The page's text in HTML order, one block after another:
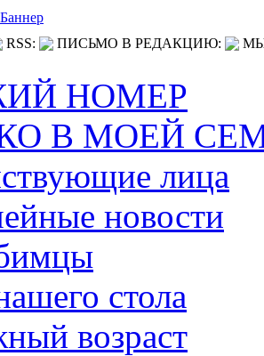
RSS: ПИСЬМО В РЕДАКЦИЮ:
НОМЕР
В МОЕЙ
лица
новости
стола
возраст